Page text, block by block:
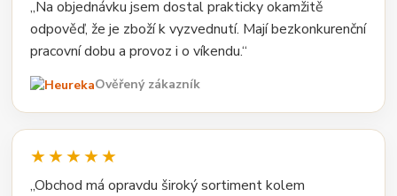
„Na objednávku jsem dostal prakticky okamžitě
odpověď, že je zboží k vyzvednutí. Mají bezkonkurenční
pracovní dobu a provoz i o víkendu.“
Ověřený zákazník
★★★★★
„Obchod má opravdu široký sortiment kolem